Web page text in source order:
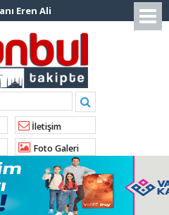
Şanlı Topraklarda:
Orhan
başkanı
müdahale ediyor
İletişim
Foto Galeri